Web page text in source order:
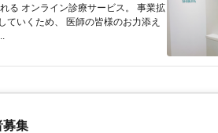
る オンライン診療サービス。 事業拡
ていくため、 医師の皆様のお力添え
募集